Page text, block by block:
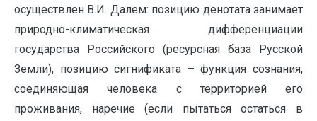
осуществлен В.И. Далем: позицию денотата занимает
природно-климатическая дифференциации
государства Российского (ресурсная база Русской
Земли), позицию сигнификата – функция сознания,
соединяющая человека с территорией его
проживания, наречие (если пытаться остаться в